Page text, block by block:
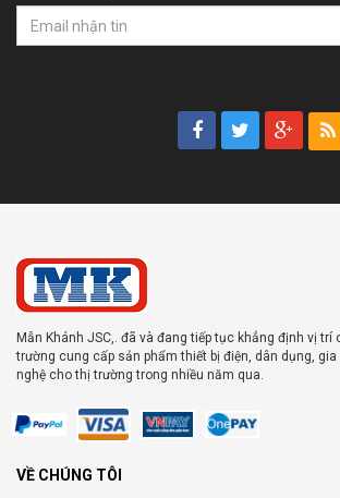
Mẫn Khánh JSC,. đã và đang tiếp tục khẳng định vị
trường cung cấp sản phẩm thiết bị điện, dân dụng,
nghệ cho thị trường trong nhiều năm qua.
VỀ CHÚNG TÔI